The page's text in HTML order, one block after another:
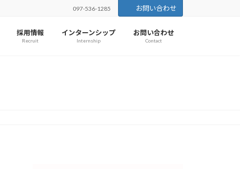
097-536-1285 お問い合わせ
採用情報
Recruit
インターンシップ
Internship
お問い合わせ
Contact